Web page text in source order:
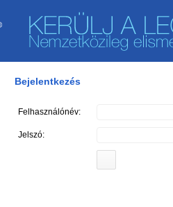
Bejelentkezés
Felhasználónév:
Jelszó: